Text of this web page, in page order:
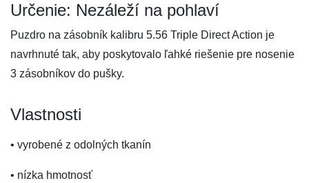
Určenie: Nezáleží na pohlaví
Puzdro na zásobník kalibru 5.56 Triple Direct Action je
navrhnuté tak, aby poskytovalo ľahké riešenie pre nosenie
3 zásobníkov do pušky.
Vlastnosti
• vyrobené z odolných tkanín
• nízka hmotnosť